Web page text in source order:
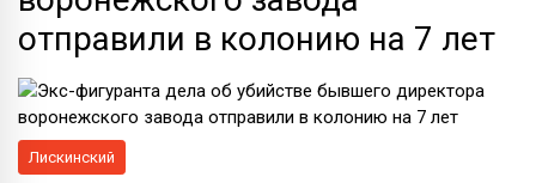
отправили в колонию на 7 лет
Лискинский